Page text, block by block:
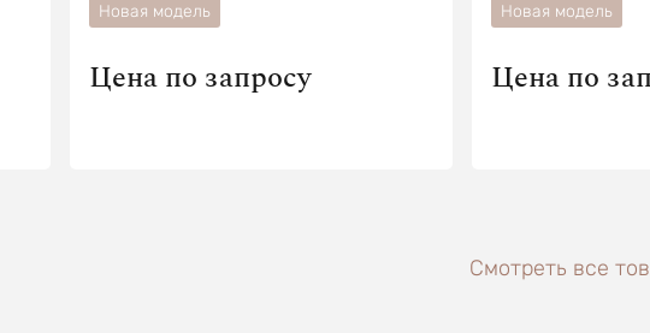
Новая модель
Цена по запросу
Новая модель
Цена по
Смотреть все